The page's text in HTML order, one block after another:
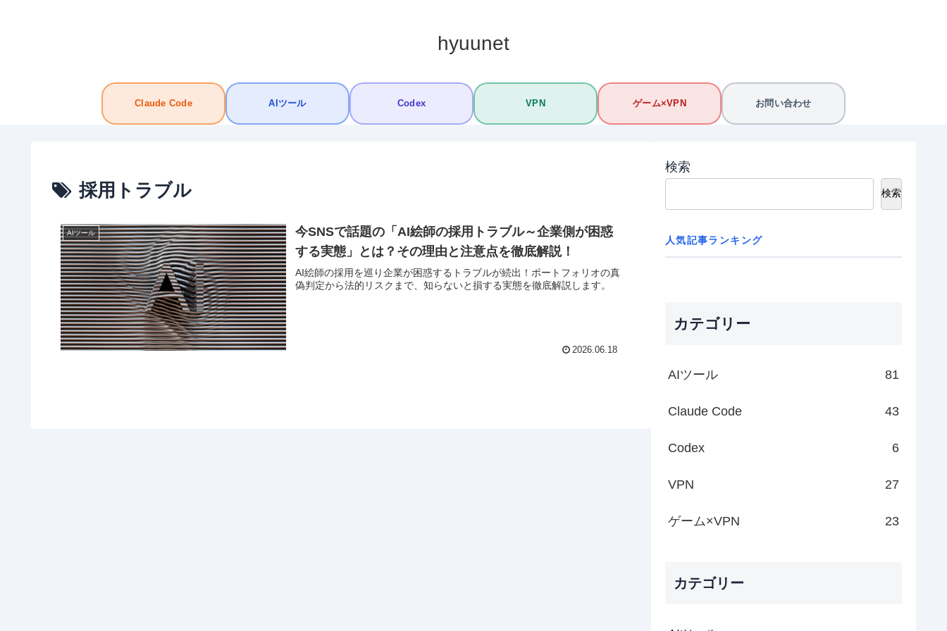
hyuunet
Claude Code AIツール Codex VPN ゲーム×VPN お問い合わせ
採用トラブル
AIツール
今SNSで話題の「AI絵師の採用トラブル～企業側が困惑
する実態」とは？その理由と注意点を徹底解説！
AI絵師の採用を巡り企業が困惑するトラブルが続出！ポートフォリオの真
偽判定から法的リスクまで、知らないと損する実態を徹底解説します。
2026.06.18
検索
検索
人気記事ランキング
カテゴリー
AIツール 81
Claude Code 43
Codex 6
VPN 27
ゲーム×VPN 23
カテゴリー